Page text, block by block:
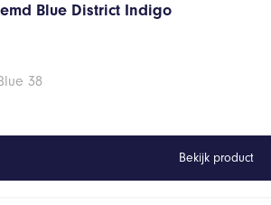
Blue District Indigo
38
Bekijk product